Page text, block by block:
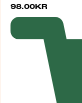
98.00 KR